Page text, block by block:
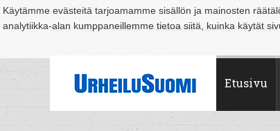
Käytämme evästeitä tarjoamamme sisällön ja mainosten
analytiikka-alan kumppaneillemme tietoa siitä, kuinka käytät
Suomi Espoo Helsinki Hämeenlinna Joensuu Jyväskylä
Etusivu